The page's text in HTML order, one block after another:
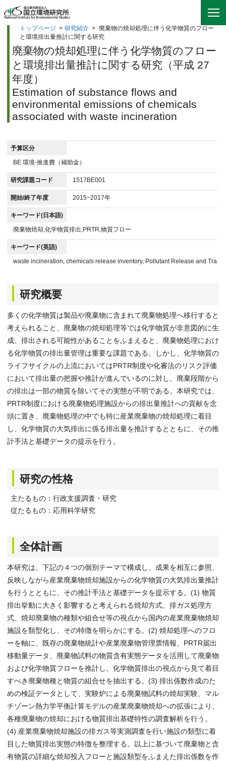
トップページ > 研究紹介 > 廃棄物の焼却処理に伴う化学物質のフロー
と環境排出量推計に関する研究
廃棄物の焼却処理に伴う化学物質のフロー
と環境排出量推計に関する研究（平成 27
年度）
Estimation of substance flows and
environmental emissions of chemicals
associated with waste incineration
予算区分
BE 環境-推進費（補助金）
研究課題コード 1517BE001
開始/終了年度 2015~2017年
キーワード(日本語)
廃棄物焼却,化学物質排出,PRTR,物質フロー
キーワード(英語)
waste incineration, chemicals release inventory, Pollutant Release and
研究概要
多くの化学物質は製品や廃棄物に含まれて廃棄物処理へ移行すると
考えられること、廃棄物の焼却処理等では化学物質が非意図的に生
成、排出される可能性があることをふまえると、廃棄物処理におけ
る化学物質の排出量管理は重要な課題である。しかし、化学物質の
ライフサイクルの上流においてはPRTR制度や化審法のリスク評価
において排出量の把握や推計が進んでいるのに対し、廃棄段階から
の排出は一部の物質を除いてその実態が不明である。本研究では、
PRTR制度における廃棄物処理施設からの排出量推計への貢献を念
頭に置き、廃棄物処理の中でも特に産業廃棄物の焼却処理に着目
し、化学物質の大気排出に係る排出量を推計するとともに、その推
計手法と基礎データの提示を行う。
研究の性格
主たるもの：行政支援調査・研究
従たるもの：応用科学研究
全体計画
本研究は、下記の４つの個別テーマで構成し、成果を相互に参照、
反映しながら産業廃棄物焼却施設からの化学物質の大気排出量推計
を行うとともに、その推計手法と基礎データを提示する。(1) 物質
排出挙動に大きく影響すると考えられる焼却方式、排ガス処理方
式、焼却廃棄物の種類や組合せ等の視点から国内の産業廃棄物焼却
施設を類型化し、その特徴を明らかにする。(2) 焼却処理へのフロ
ーを軸に、既存の廃棄物統計や産業廃棄物管理票情報、PRTR届出
移動量データ、廃棄物試料の物質含有実態データを活用して廃棄物
および化学物質フローを推計し、化学物質排出の視点から見て着目
すべき廃棄物種と物質の組合せを抽出する。(3) 排出係数作成のた
めの検証データとして、実験炉による廃棄物試料の焼却実験、マル
チゾーン熱力学平衡計算モデルの産業廃棄物焼却への拡張により、
各種廃棄物の焼却における物質排出基礎特性の調査解析を行う。
(4) 産業廃棄物焼却施設の排ガス等実測調査を行い施設の類型に着
目した物質排出実態の特徴を整理する。以上に基づいて廃棄物と含
有物質の詳細な焼却投入フローと施設類型をふまえた排出係数を作